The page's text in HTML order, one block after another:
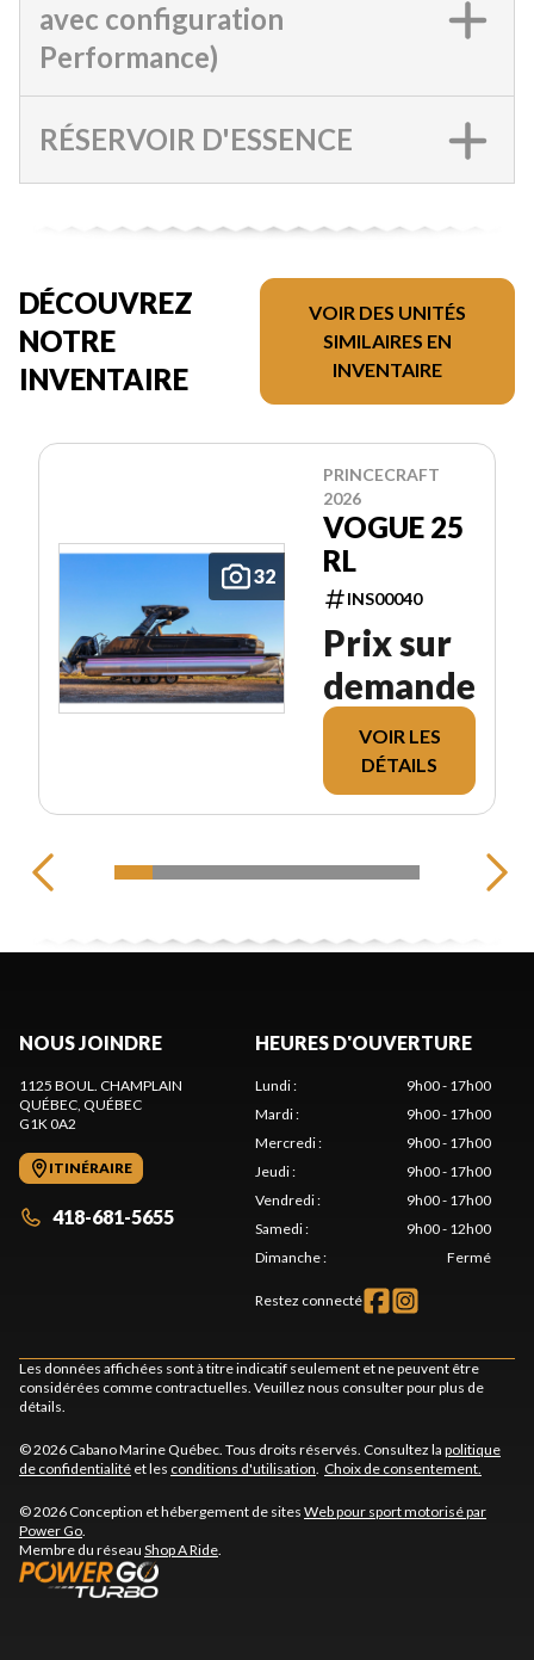
avec configuration
Performance)
RÉSERVOIR D'ESSENCE
DÉCOUVREZ
NOTRE
INVENTAIRE
VOIR DES UNITÉS
SIMILAIRES EN
INVENTAIRE
32
PRINCECRAFT
2026
VOGUE 25
RL
INS00040
Prix sur
demande
VOIR LES
DÉTAILS
NOUS JOINDRE
1125 BOUL. CHAMPLAIN
QUÉBEC , QUÉBEC
G1K 0A2
ITINÉRAIRE
418-681-5655
HEURES D'OUVERTURE
Lundi:
9h00 - 17h00
Mardi:
9h00 - 17h00
Mercredi:
9h00 - 17h00
Jeudi:
9h00 - 17h00
Vendredi:
9h00 - 17h00
Samedi:
9h00 - 12h00
Dimanche: Fermé
Restez connecté
Les données affichées sont à titre indicatif seulement et ne peuvent être
considérées comme contractuelles. Veuillez nous consulter pour plus de
détails.
© 2026 Cabano Marine Québec. Tous droits réservés. Consultez la politique
de confidentialité et les conditions d'utilisation Choix de consentement.
© 2026 Conception et hébergement de sites Web pour sport motorisé par
Power Go
Membre du réseau Shop A Ride